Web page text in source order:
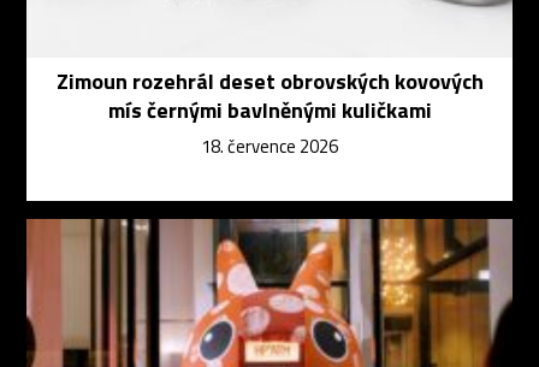
Zimoun rozehrál deset obrovských kovových
mís černými bavlněnými kuličkami
18. července 2026